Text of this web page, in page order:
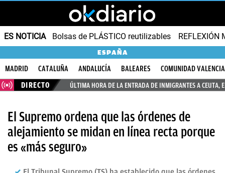
ES NOTICIA Bolsas de PLÁSTICO reutilizables REFLEXIÓN
ESPAÑA
MADRID CATALUÑA ANDALUCÍA BALEARES
COMUNIDAD
DIRECTO
ÚLTIMA HORA DE LA ENTRADA DE INMIGRANTES A CEUTA,
El Supremo ordena que las órdenes de
alejamiento se midan en línea recta porque
es «más seguro»